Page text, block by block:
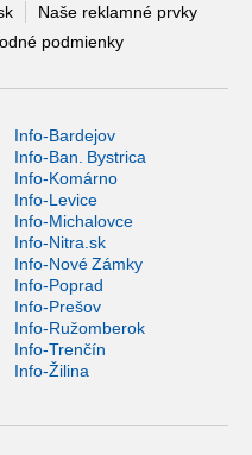
Naše reklamné prvky
podmienky
Info-Bardejov
Info-Ban. Bystrica
Info-Komárno
Info-Levice
Info-Michalovce
Info-Nitra.sk
Info-Nové Zámky
Info-Poprad
Info-Prešov
Info-Ružomberok
Info-Trenčín
Info-Žilina